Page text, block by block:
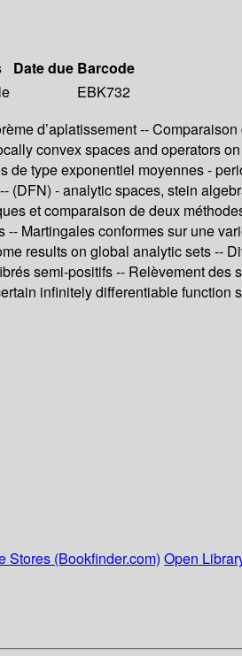
Date due Barcode
EBK732
d’aplatissement --
convex spaces and operators
type exponentiel moyennes -
(DFN) - analytic spaces, stein
et comparaison de deux
Martingales conformes sur une
results on global analytic sets --
semi-positifs -- Relèvement
infinitely differentiable
Stores (Bookfinder.com) Open